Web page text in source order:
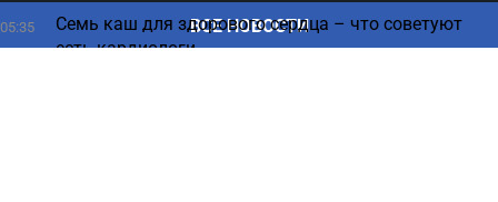
05:35
Семь каш для здорового сердца – что советуют
есть кардиологи
ВСЕ НОВОСТИ
сursorinfo.co.il © Все права защищены